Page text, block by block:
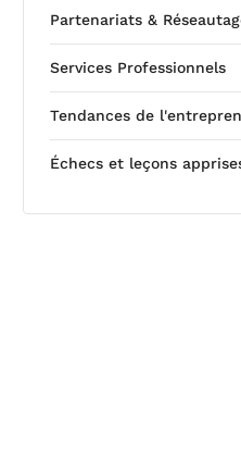
Partenariats &
Services Professionnels
Tendances de
Échecs et leçons